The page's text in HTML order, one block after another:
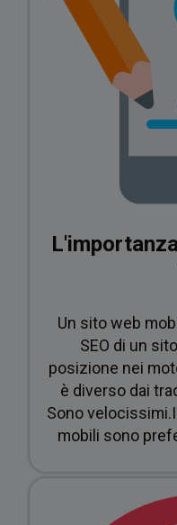
Un sito web
SEO di un
posizione nei
è diverso dai
Sono
mobili sono